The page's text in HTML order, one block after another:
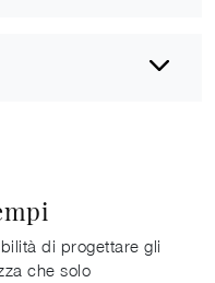
di progettare gli
che solo